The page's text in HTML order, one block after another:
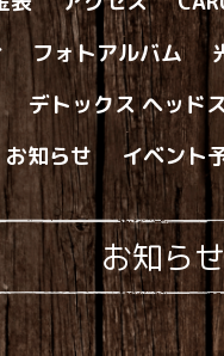
フォトアルバム
デトックス ヘッド
お知らせ
イベント
お知らせ